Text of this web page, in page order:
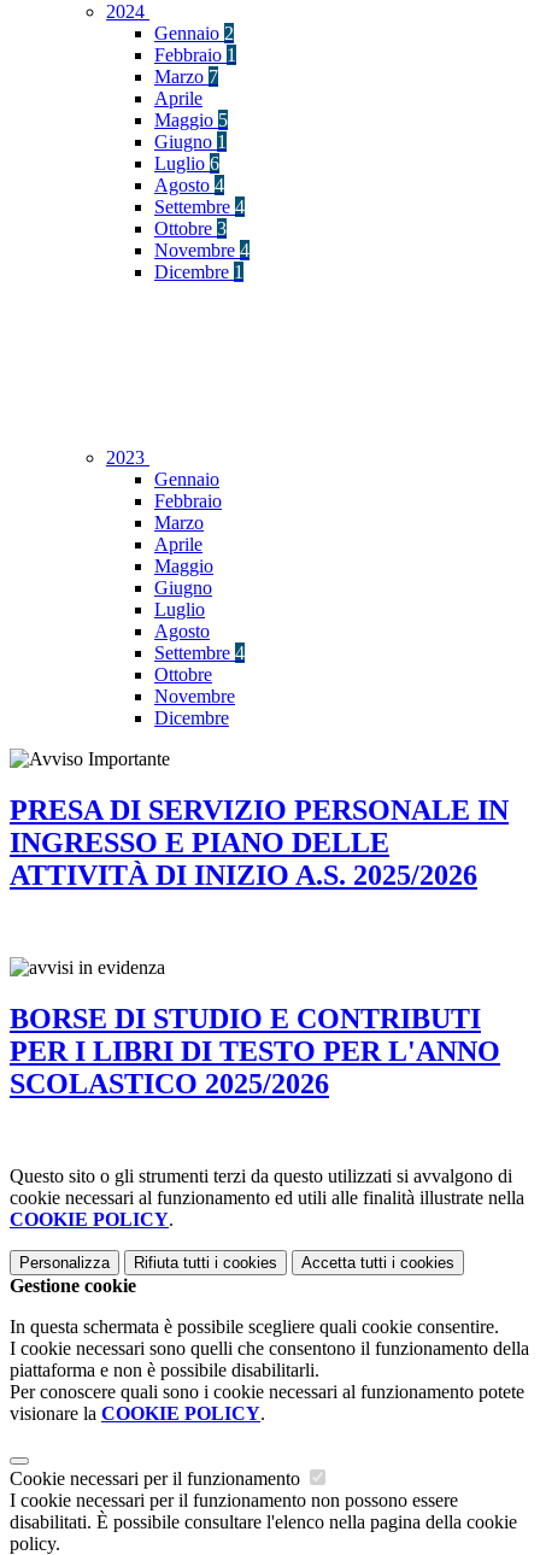
2024
Gennaio 2
Febbraio 1
Marzo 7
Aprile
Maggio 5
Giugno 1
Luglio 6
Agosto 4
Settembre 4
Ottobre 3
Novembre 4
Dicembre 1
2023
Gennaio
Febbraio
Marzo
Aprile
Maggio
Giugno
Luglio
Agosto
Settembre 4
Ottobre
Novembre
Dicembre
PRESA DI SERVIZIO PERSONALE IN
INGRESSO E PIANO DELLE
ATTIVITÀ DI INIZIO A.S. 2025/2026
BORSE DI STUDIO E CONTRIBUTI
PER I LIBRI DI TESTO PER L'ANNO
SCOLASTICO 2025/2026
Questo sito o gli strumenti terzi da questo utilizzati si avvalgono di
cookie necessari al funzionamento ed utili alle finalità illustrate nella
COOKIE POLICY.
Personalizza Rifiuta tutti i cookies Accetta tutti i cookies
Gestione cookie
In questa schermata è possibile scegliere quali cookie consentire.
I cookie necessari sono quelli che consentono il funzionamento della
piattaforma e non è possibile disabilitarli.
Per conoscere quali sono i cookie necessari al funzionamento potete
visionare la COOKIE POLICY.
Cookie necessari per il funzionamento
I cookie necessari per il funzionamento non possono essere
disabilitati. È possibile consultare l'elenco nella pagina della cookie
policy.